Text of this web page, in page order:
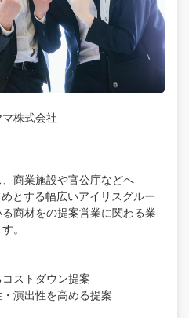
株式会社
商業施設や官公庁などへ
とする幅広いアイリスグルー
商材をの提案営業に関わる業
。
コストダウン提案
・演出性を高める提案